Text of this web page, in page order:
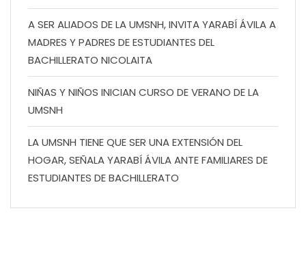
A SER ALIADOS DE LA UMSNH, INVITA YARABÍ ÁVILA A
MADRES Y PADRES DE ESTUDIANTES DEL
BACHILLERATO NICOLAITA
NIÑAS Y NIÑOS INICIAN CURSO DE VERANO DE LA
UMSNH
LA UMSNH TIENE QUE SER UNA EXTENSIÓN DEL
HOGAR, SEÑALA YARABÍ ÁVILA ANTE FAMILIARES DE
ESTUDIANTES DE BACHILLERATO